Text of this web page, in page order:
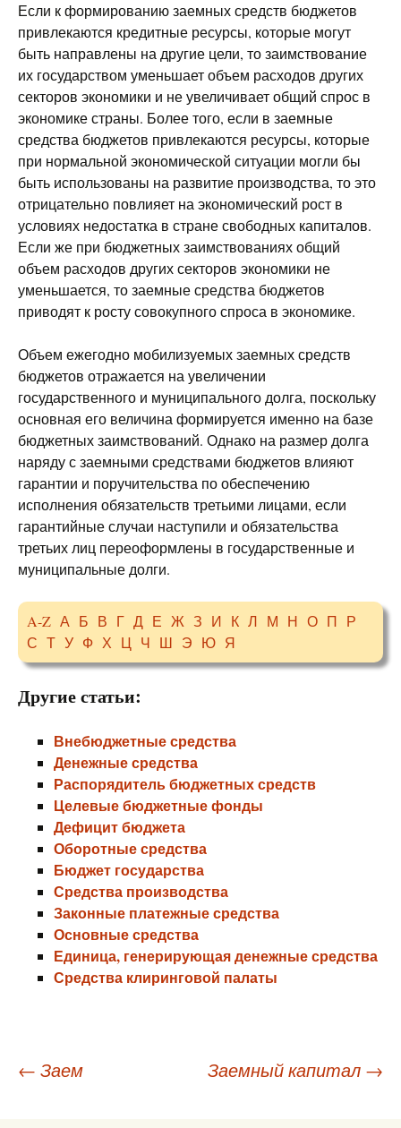
Если к формированию заемных средств бюджетов
привлекаются кредитные ресурсы, которые могут
быть направлены на другие цели, то заимствование
их государством уменьшает объем расходов других
секторов экономики и не увеличивает общий спрос в
экономике страны. Более того, если в заемные
средства бюджетов привлекаются ресурсы, которые
при нормальной экономической ситуации могли бы
быть использованы на развитие производства, то это
отрицательно повлияет на экономический рост в
условиях недостатка в стране свободных капиталов.
Если же при бюджетных заимствованиях общий
объем расходов других секторов экономики не
уменьшается, то заемные средства бюджетов
приводят к росту совокупного спроса в экономике.
Объем ежегодно мобилизуемых заемных средств
бюджетов отражается на увеличении
государственного и муниципального долга, поскольку
основная его величина формируется именно на базе
бюджетных заимствований. Однако на размер долга
наряду с заемными средствами бюджетов влияют
гарантии и поручительства по обеспечению
исполнения обязательств третьими лицами, если
гарантийные случаи наступили и обязательства
третьих лиц переоформлены в государственные и
муниципальные долги.
A-Z А Б В Г Д Е Ж З И К Л М Н О П Р
С Т У Ф Х Ц Ч Ш Э Ю Я
Другие статьи:
Внебюджетные средства
Денежные средства
Распорядитель бюджетных средств
Целевые бюджетные фонды
Дефицит бюджета
Оборотные средства
Бюджет государства
Средства производства
Законные платежные средства
Основные средства
Единица, генерирующая денежные средства
Средства клиринговой палаты
Навигация
← Заем Заемный капитал →